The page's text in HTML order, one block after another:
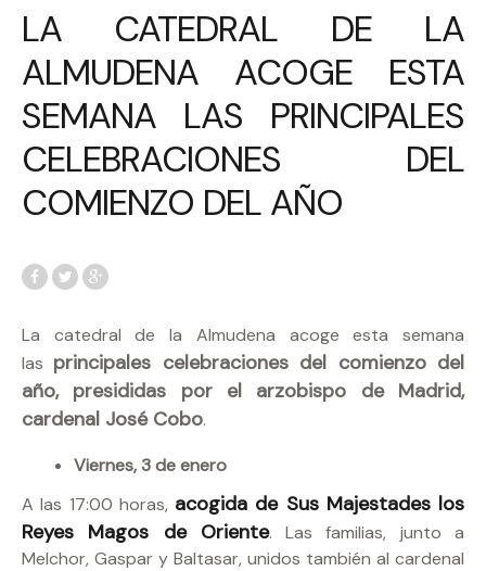
LA CATEDRAL DE LA
ALMUDENA ACOGE ESTA
SEMANA LAS PRINCIPALES
CELEBRACIONES DEL
COMIENZO DEL AÑO
La catedral de la Almudena acoge esta semana
las principales celebraciones del comienzo del
año, presididas por el arzobispo de Madrid,
cardenal José Cobo.
Viernes, 3 de enero
A las 17:00 horas, acogida de Sus Majestades los
Reyes Magos de Oriente. Las familias, junto a
Melchor, Gaspar y Baltasar, unidos también al cardenal